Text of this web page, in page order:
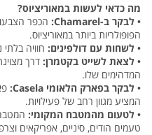
מה כדאי לעשות במאוריציוס?
• לבקר ב-Chamarel:
הכפר
הפופולריות ביותר במאוריציוס.
• לשחות עם דולפינים: חוויה
• לצאת לשייט בקטמרן: דרך
המדהימים שלו.
• לבקר בפארק הלאומי Casela:
המציע מגוון רחב של פעילויות.
• לטעום מהמטבח המקומי:
טעמים הודים, סיניים, אפריקאים